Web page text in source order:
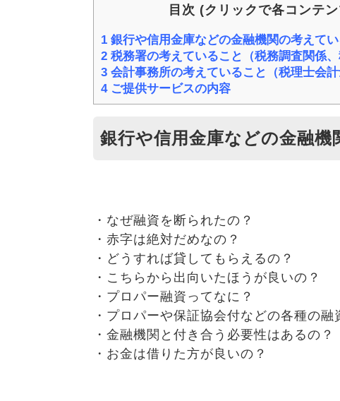
目次 (クリックで各コンテ
1 銀行や信用金庫などの金融機関の考えてい
2 税務署の考えていること（税務調査関係、
3 会計事務所の考えていること（税理士会
4ご提供サービスの内容
銀行や信用金庫などの金融
・なぜ融資を断られたの？
・赤字は絶対だめなの？
・どうすれば貸してもらえるの？
・こちらから出向いたほうが良いの？
・プロパー融資ってなに？
・プロパーや保証協会付などの各種の融
・金融機関と付き合う必要性はあるの？
・お金は借りた方が良いの？